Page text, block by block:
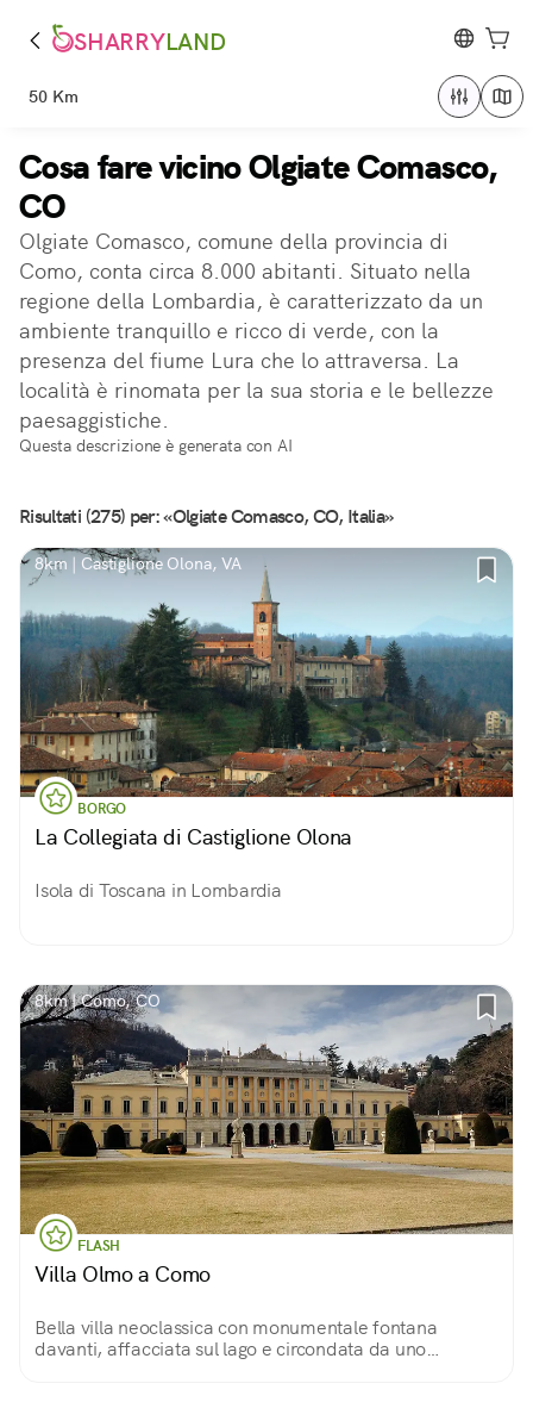
SHARRYLAND
50 Km
Cosa fare vicino Olgiate Comasco,
CO
Olgiate Comasco, comune della provincia di
Como, conta circa 8.000 abitanti. Situato nella
regione della Lombardia, è caratterizzato da un
ambiente tranquillo e ricco di verde, con la
presenza del fiume Lura che lo attraversa. La
località è rinomata per la sua storia e le bellezze
paesaggistiche.
Questa descrizione è generata con AI
Risultati (275) per: «Olgiate Comasco, CO, Italia»
8km | Castiglione Olona, VA
BORGO
La Collegiata di Castiglione Olona
Isola di Toscana in Lombardia
8km | Como, CO
FLASH
Villa Olmo a Como
Bella villa neoclassica con monumentale fontana
davanti, affacciata sul lago e circondata da uno